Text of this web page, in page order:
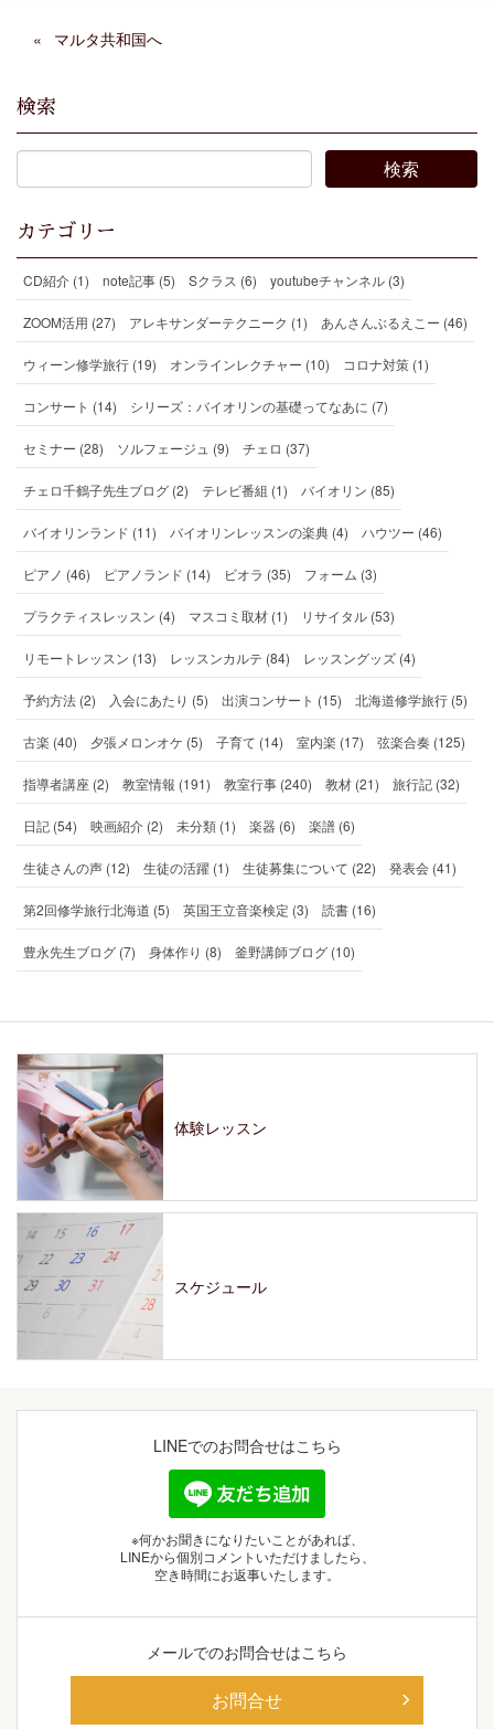
マルタ共和国へ
検索
カテゴリー
CD紹介 (1) note記事 (5) Sクラス (6) youtubeチャンネル (3)
ZOOM活用 (27) アレキサンダーテクニーク (1) あんさんぶるえこー (46)
ウィーン修学旅行 (19) オンラインレクチャー (10) コロナ対策 (1)
コンサート (14) シリーズ：バイオリンの基礎ってなあに (7)
セミナー (28) ソルフェージュ (9) チェロ (37)
チェロ千鶴子先生ブログ (2) テレビ番組 (1) バイオリン (85)
バイオリンランド (11) バイオリンレッスンの楽典 (4) ハウツー (46)
ピアノ (46) ピアノランド (14) ビオラ (35) フォーム (3)
プラクティスレッスン (4) マスコミ取材 (1) リサイタル (53)
リモートレッスン (13) レッスンカルテ (84) レッスングッズ (4)
予約方法 (2) 入会にあたり (5) 出演コンサート (15) 北海道修学旅行 (5)
古楽 (40) 夕張メロンオケ (5) 子育て (14) 室内楽 (17) 弦楽合奏 (125)
指導者講座 (2) 教室情報 (191) 教室行事 (240) 教材 (21) 旅行記 (32)
日記 (54) 映画紹介 (2) 未分類 (1) 楽器 (6) 楽譜 (6)
生徒さんの声 (12) 生徒の活躍 (1) 生徒募集について (22) 発表会 (41)
第2回修学旅行北海道 (5) 英国王立音楽検定 (3) 読書 (16)
豊永先生ブログ (7) 身体作り (8) 釜野講師ブログ (10)
LINEでのお問合せはこちら
※何かお聞きになりたいことがあれば、
LINEから個別コメントいただけましたら、
空き時間にお返事いたします。
メールでのお問合せはこちら
お問合せ
体験レッスン
スケジュール